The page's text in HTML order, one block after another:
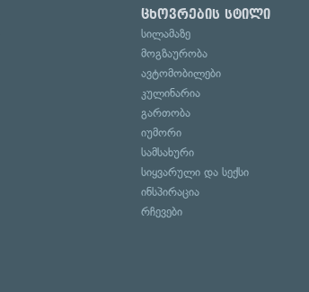
ცხოვრების სტილი
სილამაზე
მოგზაურობა
ავტომობილები
კულინარია
გართობა
იუმორი
სამსახური
სიყვარული და სექსი
ინსპირაცია
რჩევები